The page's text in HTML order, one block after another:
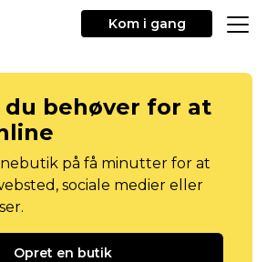
Kom i gang
du behøver for at
på få minutter for at
sociale medier eller
Opret en butik